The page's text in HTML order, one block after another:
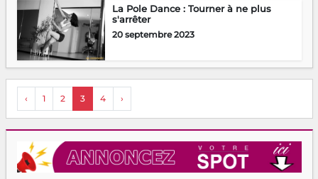
La Pole Dance : Tourner à ne plus
s'arrêter
20 septembre 2023
‹ 1 2 3 4 ›